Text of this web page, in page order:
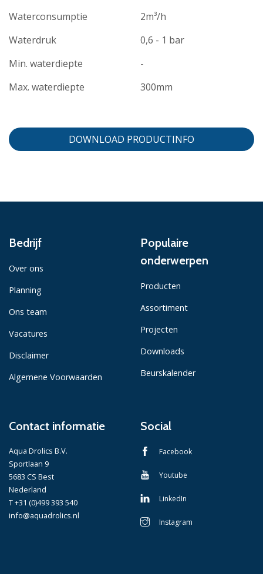
Waterconsumptie
2m³/h
Waterdruk
0,6 - 1 bar
Min. waterdiepte
-
Max. waterdiepte
300mm
DOWNLOAD PRODUCTINFO
Bedrijf
Over ons
Planning
Ons team
Vacatures
Disclaimer
Algemene Voorwaarden
Populaire
onderwerpen
Producten
Assortiment
Projecten
Downloads
Beurskalender
Contact informatie
Aqua Drolics B.V.
Sportlaan 9
5683 CS Best
Nederland
T +31 (0)499 393 540
info@aquadrolics.nl
Social
Facebook
Youtube
LinkedIn
Instagram